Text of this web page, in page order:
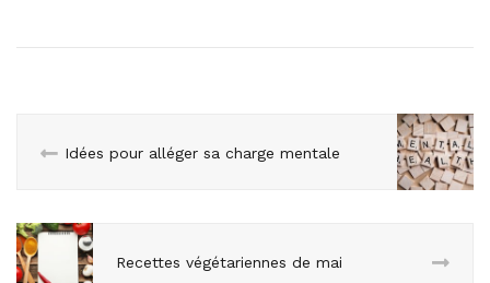
Idées pour alléger sa charge mentale
Recettes végétariennes de mai